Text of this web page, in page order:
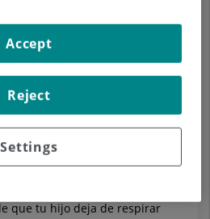
en niños: causas y
que tu hijo deja de respirar
Settings
Reject
Accept